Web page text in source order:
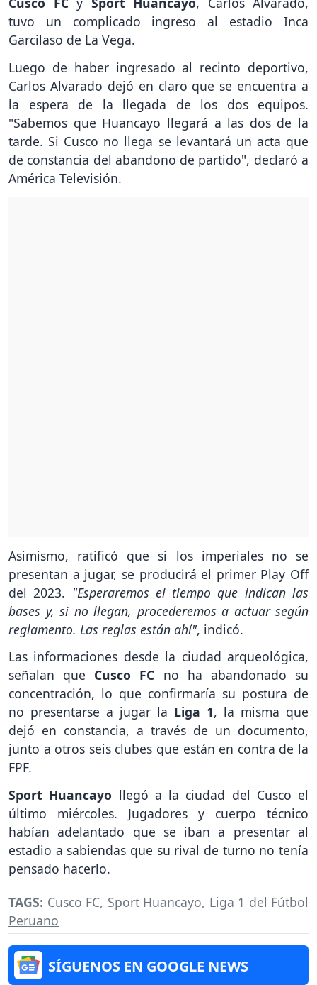
tuvo un complicado ingreso al estadio Inca
Garcilaso de La Vega.
Luego de haber ingresado al recinto deportivo,
Carlos Alvarado dejó en claro que se encuentra a
la espera de la llegada de los dos equipos.
"Sabemos que Huancayo llegará a las dos de la
tarde. Si Cusco no llega se levantará un acta que
de constancia del abandono de partido", declaró a
América Televisión.
Asimismo, ratificó que si los imperiales no se
presentan a jugar, se producirá el primer Play Off
del 2023. "Esperaremos el tiempo que indican las
bases y, si no llegan, procederemos a actuar según
reglamento. Las reglas están ahí", indicó.
Las informaciones desde la ciudad arqueológica,
señalan que Cusco FC no ha abandonado su
concentración, lo que confirmaría su postura de
no presentarse a jugar la Liga 1, la misma que
dejó en constancia, a través de un documento,
junto a otros seis clubes que están en contra de la
FPF.
Sport Huancayo llegó a la ciudad del Cusco el
último miércoles. Jugadores y cuerpo técnico
habían adelantado que se iban a presentar al
estadio a sabiendas que su rival de turno no tenía
pensado hacerlo.
TAGS: Cusco FC, Sport Huancayo, Liga 1 del Fútbol
Peruano
SÍGUENOS EN GOOGLE NEWS